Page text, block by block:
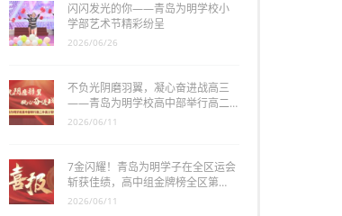
闪闪发光的你——青岛为明学校小
学部艺术节精彩纷呈
2026/06/26
不负光阴磨羽翼，凝心奋进战高三
——青岛为明学校高中部举行高二…
2026/06/11
7金闪耀！青岛为明学子在全区运会
斩获佳绩，高中组金牌榜全区第…
2026/06/11